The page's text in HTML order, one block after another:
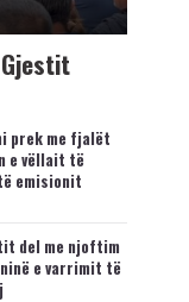
prek me fjalët
e vëllait të
emisionit
del me njoftim
e varrimit të